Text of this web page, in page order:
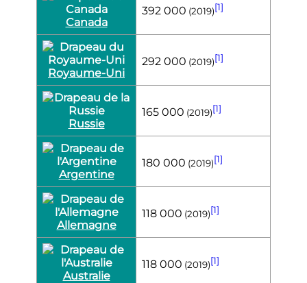
Canada
392 000 (2019)[1]
Royaume-Uni
292 000 (2019)[1]
Russie
165 000 (2019)[1]
Argentine
180 000 (2019)[1]
Allemagne
118 000 (2019)[1]
Australie
118 000 (2019)[1]